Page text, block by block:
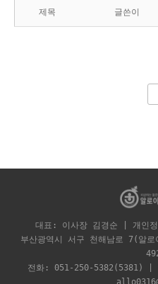
제목 글쓴이
대표: 이사장 김경순 | 개인
부산광역시 서구 천해남로 7(알
전화: 051-250-5382(5381) |